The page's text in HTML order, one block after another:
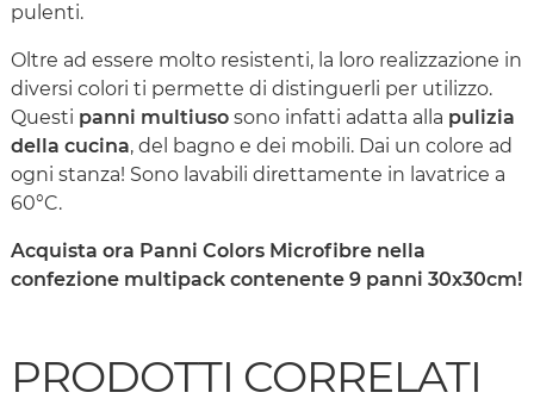
pulenti.
Oltre ad essere molto resistenti, la loro realizzazione in
diversi colori ti permette di distinguerli per utilizzo.
Questi panni multiuso sono infatti adatta alla pulizia
della cucina, del bagno e dei mobili. Dai un colore ad
ogni stanza! Sono lavabili direttamente in lavatrice a
60°C.
Acquista ora Panni Colors Microfibre nella
confezione multipack contenente 9 panni 30x30cm!
PRODOTTI CORRELATI